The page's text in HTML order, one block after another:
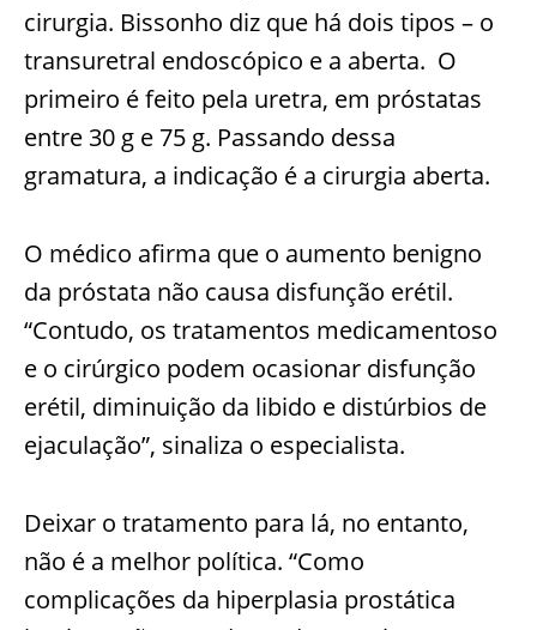
cirurgia. Bissonho diz que há dois tipos – o
transuretral endoscópico e a aberta. O
primeiro é feito pela uretra, em próstatas
entre 30 g e 75 g. Passando dessa
gramatura, a indicação é a cirurgia aberta.
O médico afirma que o aumento benigno
da próstata não causa disfunção erétil.
“Contudo, os tratamentos medicamentoso
e o cirúrgico podem ocasionar disfunção
erétil, diminuição da libido e distúrbios de
ejaculação”, sinaliza o especialista.
Deixar o tratamento para lá, no entanto,
não é a melhor política. “Como
complicações da hiperplasia prostática